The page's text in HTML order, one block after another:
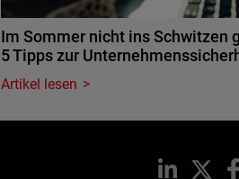
Im Sommer nicht ins Schwitzen
5 Tipps zur
Artikel lesen
LinkedIn